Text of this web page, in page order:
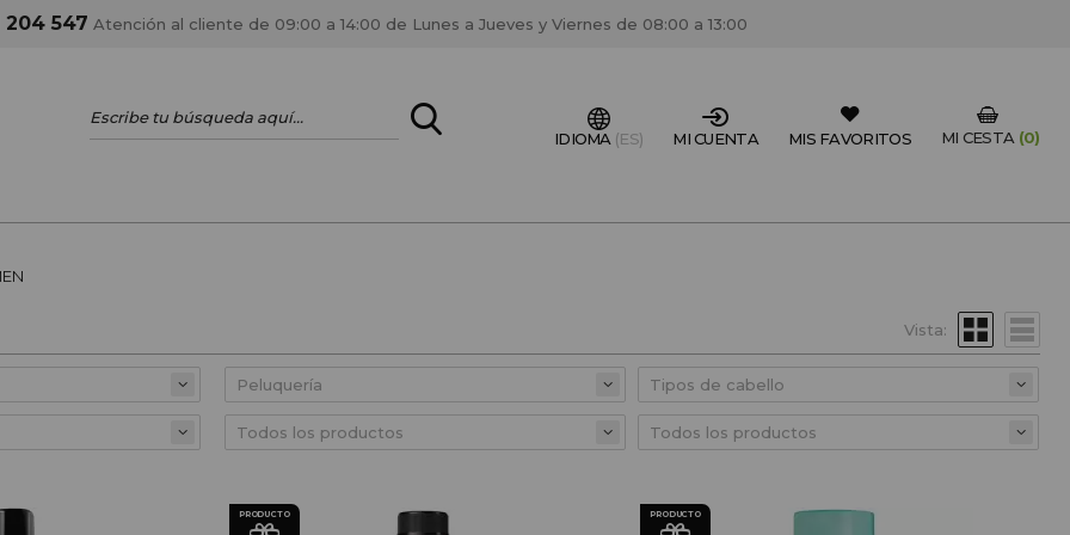
ENTRAR
estar al día en los
Si eres propietario de un centro de peluquería/estétca, puedes registrarte
como tal y disfrutar de descuentos y promociones exclusivas.
CREAR CUENTA PROFESIONAL
204 547 Atención al cliente de 09:00 a 14:00 de Lunes a Jueves y Viernes de 08:00 a 13:00
MI CESTA (0)
MIS FAVORITOS
MI CUENTA
IDIOMA (ES)
Vista:
PRODUCTO PRODUCTO